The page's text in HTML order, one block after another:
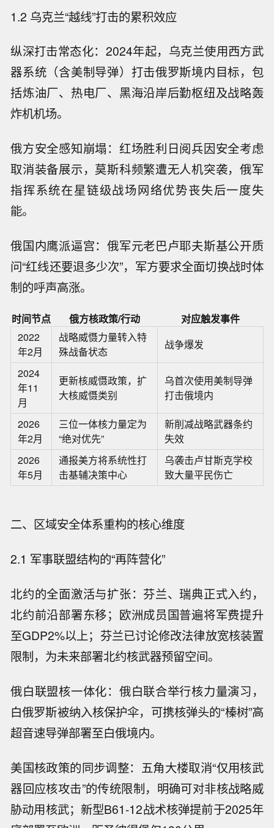
1.2 乌克兰“越线”打击的累积效应
纵深打击常态化：2024年起，乌克兰使用西方武
器系统（含美制导弹）打击俄罗斯境内目标，包
括炼油厂、热电厂、黑海沿岸后勤枢纽及战略轰
炸机机场。
俄方安全感知崩塌：红场胜利日阅兵因安全考虑
取消装备展示，莫斯科频繁遭无人机突袭，俄军
指挥系统在星链级战场网络优势丧失后一度失
能。
俄国内鹰派逼宫：俄军元老巴卢耶夫斯基公开质
问“红线还要退多少次”，军方要求全面切换战时体
制的呼声高涨。
时间节点 俄方核政策/行动
对应触发事件
2022
年2月
战略威慑力量转入特
殊战备状态
战争爆发
2024
年11
月
更新核威慑政策，扩
大核威慑类别
乌首次使用美制导弹
打击俄境内
2026
年2月
三位一体核力量定为
“绝对优先”
新削减战略武器条约
失效
2026
年5月
通报美方将系统性打
击基辅决策中心
乌袭击卢甘斯克学校
致大量平民伤亡
二、区域安全体系重构的核心维度
2.1 军事联盟结构的“再阵营化”
北约的全面激活与扩张：芬兰、瑞典正式入约，
北约前沿部署东移；欧洲成员国普遍将军费提升
至GDP2%以上；芬兰已讨论修改法律放宽核装置
限制，为未来部署北约核武器预留空间。
俄白联盟核一体化：俄白联合举行核力量演习，
白俄罗斯被纳入核保护伞，可携核弹头的“榛树”高
超音速导弹部署至白俄境内。
美国核政策的同步调整：五角大楼取消“仅用核武
器回应核攻击”的传统限制，明确可对非核战略威
胁动用核武；新型B61-12战术核弹提前于2025年